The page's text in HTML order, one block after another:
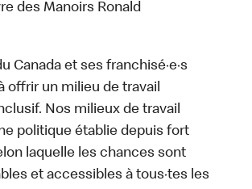
des Manoirs Ronald
Canada et ses franchisé·e·s
offrir un milieu de travail
Nos milieux de travail
politique établie depuis fort
laquelle les chances sont
et accessibles à tous·tes les